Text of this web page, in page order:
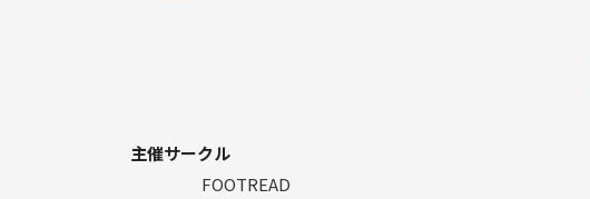
主催サークル
FOOTREAD